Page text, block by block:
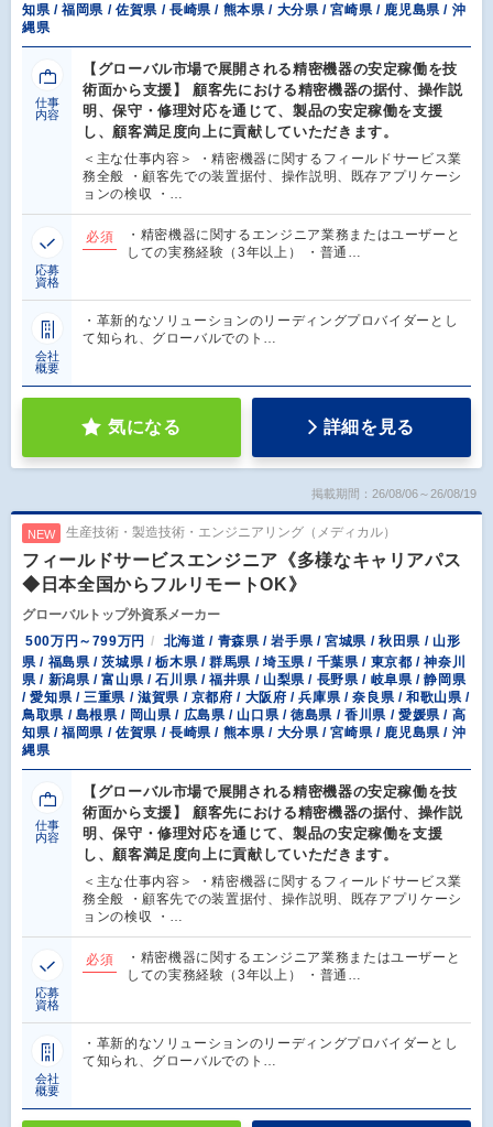
知県 / 福岡県 / 佐賀県 / 長崎県 / 熊本県 / 大分県 / 宮崎県 / 鹿児島県 / 沖
縄県
仕事
内容
【グローバル市場で展開される精密機器の安定稼働を技
術面から支援】 顧客先における精密機器の据付、操作説
明、保守・修理対応を通じて、製品の安定稼働を支援
し、顧客満足度向上に貢献していただきます。
＜主な仕事内容＞ ・精密機器に関するフィールドサービス業
務全般 ・顧客先での装置据付、操作説明、既存アプリケーシ
ョンの検収 ・…
応募
資格
必須
・精密機器に関するエンジニア業務またはユーザーと
しての実務経験（3年以上） ・普通…
会社
概要
・革新的なソリューションのリーディングプロバイダーとし
て知られ、グローバルでのト…
気になる 詳細を見る
掲載期間：26/08/06～26/08/19
NEW 生産技術・製造技術・エンジニアリング（メディカル）
フィールドサービスエンジニア《多様なキャリアパス
◆日本全国からフルリモートOK》
グローバルトップ外資系メーカー
500万円～799万円
北海道 / 青森県 / 岩手県 / 宮城県 / 秋田県 / 山形
県 / 福島県 / 茨城県 / 栃木県 / 群馬県 / 埼玉県 / 千葉県 / 東京都 / 神奈川
県 / 新潟県 / 富山県 / 石川県 / 福井県 / 山梨県 / 長野県 / 岐阜県 / 静岡県
/ 愛知県 / 三重県 / 滋賀県 / 京都府 / 大阪府 / 兵庫県 / 奈良県 / 和歌山県 /
鳥取県 / 島根県 / 岡山県 / 広島県 / 山口県 / 徳島県 / 香川県 / 愛媛県 / 高
知県 / 福岡県 / 佐賀県 / 長崎県 / 熊本県 / 大分県 / 宮崎県 / 鹿児島県 / 沖
縄県
仕事
内容
【グローバル市場で展開される精密機器の安定稼働を技
術面から支援】 顧客先における精密機器の据付、操作説
明、保守・修理対応を通じて、製品の安定稼働を支援
し、顧客満足度向上に貢献していただきます。
＜主な仕事内容＞ ・精密機器に関するフィールドサービス業
務全般 ・顧客先での装置据付、操作説明、既存アプリケーシ
ョンの検収 ・…
応募
資格
必須
・精密機器に関するエンジニア業務またはユーザーと
しての実務経験（3年以上） ・普通…
会社
概要
・革新的なソリューションのリーディングプロバイダーとし
て知られ、グローバルでのト…